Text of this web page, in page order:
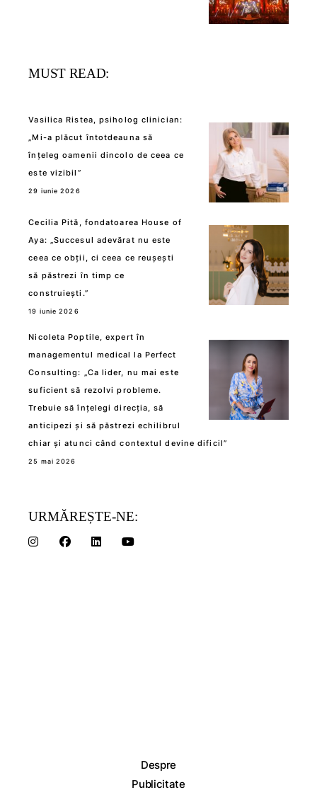
MUST READ:
Vasilica Ristea, psiholog clinician:
„Mi-a plăcut întotdeauna să
înțeleg oamenii dincolo de ceea ce
este vizibil”
29 iunie 2026
Cecilia Pită, fondatoarea House of
Aya: „Succesul adevărat nu este
ceea ce obții, ci ceea ce reușești
să păstrezi în timp ce
construiești.”
19 iunie 2026
Nicoleta Poptile, expert în
managementul medical la Perfect
Consulting: „Ca lider, nu mai este
suficient să rezolvi probleme.
Trebuie să înțelegi direcția, să
anticipezi și să păstrezi echilibrul
chiar și atunci când contextul devine dificil”
25 mai 2026
URMĂREȘTE-NE:
Despre
Publicitate